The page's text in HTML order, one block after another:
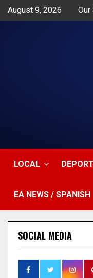
August 9, 2026
LOCAL
EA NEWS / SPANISH
SOCIAL MEDIA